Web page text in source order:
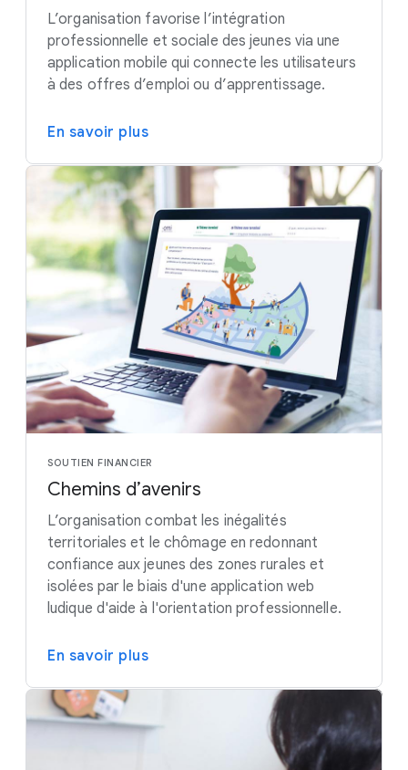
L’organisation favorise l’intégration
professionnelle et sociale des jeunes via une
application mobile qui connecte les utilisateurs
à des offres d’emploi ou d’apprentissage.
En savoir plus
SOUTIEN FINANCIER
Chemins d’avenirs
L’organisation combat les inégalités
territoriales et le chômage en redonnant
confiance aux jeunes des zones rurales et
isolées par le biais d'une application web
ludique d'aide à l'orientation professionnelle.
En savoir plus